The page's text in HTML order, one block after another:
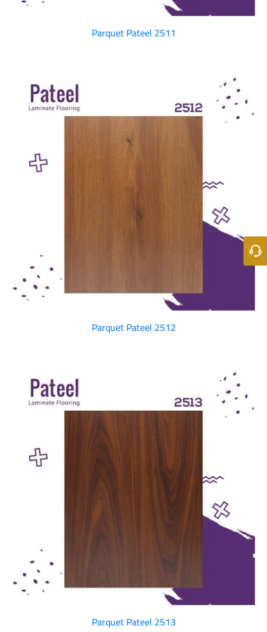
Parquet Pateel 2511
Parquet Pateel 2512
Parquet Pateel 2513